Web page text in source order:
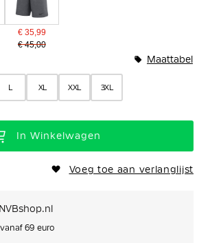
€ 35,99
€ 45,00
L XL XXL 3XL
Maattabel
In Winkelwagen
Voeg toe aan verlanglijst
69 euro